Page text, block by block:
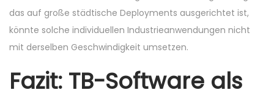
das auf große städtische Deployments ausgerichtet ist,
könnte solche individuellen Industrieanwendungen nicht
mit derselben Geschwindigkeit umsetzen.
Fazit: TB-Software als